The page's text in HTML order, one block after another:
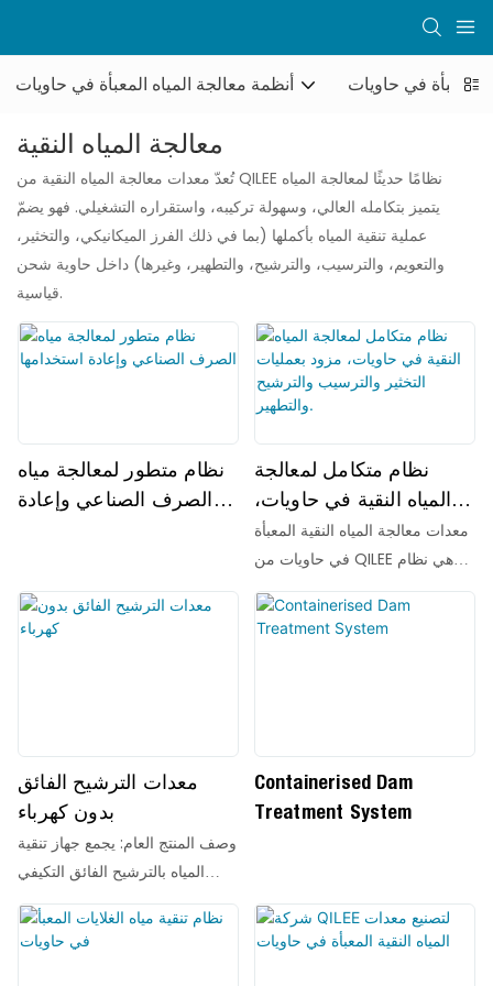
أنظمة معالجة المياه المعبأة في حاويات المعبأة في حاويات
معالجة المياه النقية
تُعدّ معدات معالجة المياه النقية من QILEE نظامًا حديثًا لمعالجة المياه
يتميز بتكامله العالي، وسهولة تركيبه، واستقراره التشغيلي. فهو يضمّ
عملية تنقية المياه بأكملها (بما في ذلك الفرز الميكانيكي، والتخثير،
والتعويم، والترسيب، والترشيح، والتطهير، وغيرها) داخل حاوية شحن
قياسية.
نظام متطور لمعالجة مياه
الصرف الصناعي وإعادة
نظام متكامل لمعالجة
المياه النقية في حاويات،
مزود بعمليات التخثير
والترسيب والترشيح
والتطهير.
معدات معالجة المياه النقية المعبأة
في حاويات من QILEE هي نظام
حديث لمعالجة المياه يتميز بتكامله
العالي، وسهولة تركيبه، واستقراره
وما إلى ذلك) داخل حاوية شحن
قياسية.
معدات الترشيح الفائق
بدون كهرباء
وصف المنتج العام: يجمع جهاز تنقية
المياه بالترشيح الفائق التكيفي
"الخالي من الكهرباء" بين تقنية
مقاومة التلوث لسلسلة أغشية
الترشيح الفائق Furui™ ذات النهاية
Containerised Dam
Treatment System